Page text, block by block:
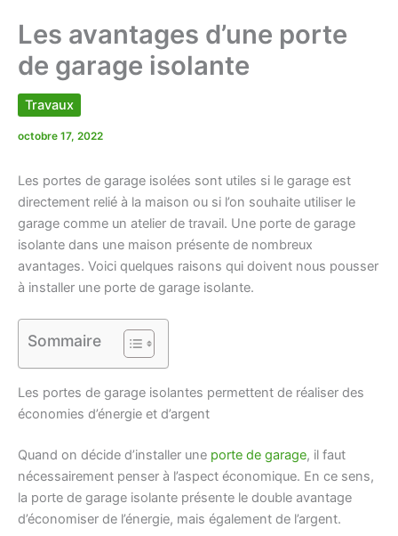
Les avantages d’une porte
de garage isolante
Travaux
octobre 17, 2022
Les portes de garage isolées sont utiles si le garage est
directement relié à la maison ou si l’on souhaite utiliser le
garage comme un atelier de travail. Une porte de garage
isolante dans une maison présente de nombreux
avantages. Voici quelques raisons qui doivent nous pousser
à installer une porte de garage isolante.
Sommaire
Les portes de garage isolantes permettent de réaliser des
économies d’énergie et d’argent
Quand on décide d’installer une porte de garage, il faut
nécessairement penser à l’aspect économique. En ce sens,
la porte de garage isolante présente le double avantage
d’économiser de l’énergie, mais également de l’argent.